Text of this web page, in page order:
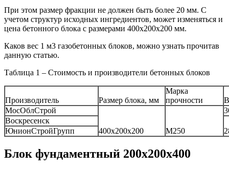
При этом размер фракции не должен быть более 20 мм. С
учетом структур исходных ингредиентов, может изменяться и
цена бетонного блока с размерами 400х200х200 мм.
Каков вес 1 м3 газобетонных блоков, можно узнать прочитав
данную статью.
Таблица 1 – Стоимость и производители бетонных блоков
Производитель Размер блока, мм
Марка
прочности
МосОблСтрой
400х200х200 М250
Воскресенск
ЮнионСтройГрупп
Блок фундаментный 200х200х400